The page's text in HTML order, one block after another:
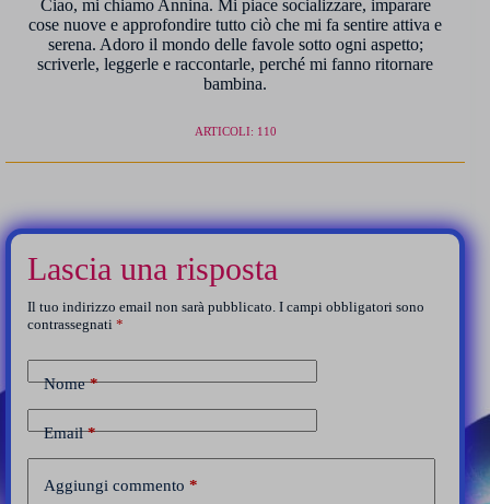
Ciao, mi chiamo Annina. Mi piace socializzare, imparare
cose nuove e approfondire tutto ciò che mi fa sentire attiva e
serena. Adoro il mondo delle favole sotto ogni aspetto;
scriverle, leggerle e raccontarle, perché mi fanno ritornare
bambina.
ARTICOLI: 110
Lascia una risposta
Il tuo indirizzo email non sarà pubblicato. I campi obbligatori sono
contrassegnati *
Nome*
Email*
Aggiungi commento *